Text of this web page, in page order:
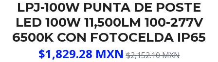
LPJ-100W PUNTA DE POSTE
LED 100W 11,500LM 100-277V
6500K CON FOTOCELDA IP65
$1,829.28 MXN $2,152.10 MXN